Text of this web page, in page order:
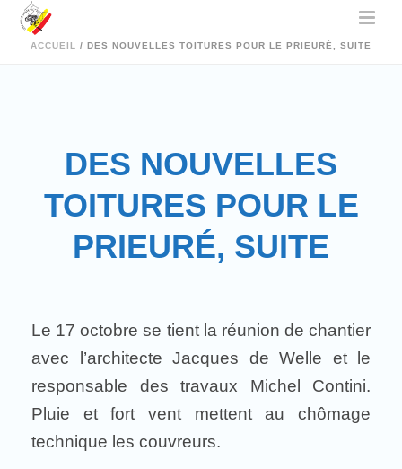
ACCUEIL / DES NOUVELLES TOITURES POUR LE PRIEURÉ, SUITE
DES NOUVELLES
TOITURES POUR LE
PRIEURÉ, SUITE
Le 17 octobre se tient la réunion de chantier
avec l’architecte Jacques de Welle et le
responsable des travaux Michel Contini.
Pluie et fort vent mettent au chômage
technique les couvreurs.